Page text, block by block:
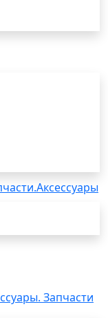
Запчасти